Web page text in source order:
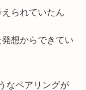
られていたん
想からできてい
なペアリングが